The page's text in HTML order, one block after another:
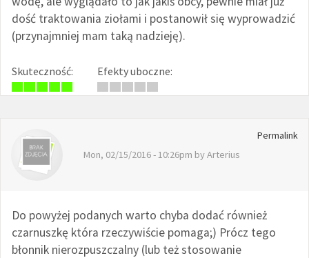
dość traktowania ziołami i postanowił się wyprowadzić
(przynajmniej mam taką nadzieję).
Skuteczność: Efekty uboczne:
Permalink
Mon, 02/15/2016 - 10:26pm byArterius
Do powyżej podanych warto chyba dodać również
czarnuszkę która rzeczywiście pomaga;) Prócz tego
błonnik nierozpuszczalny (lub też stosowanie